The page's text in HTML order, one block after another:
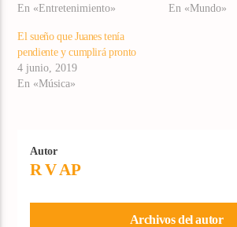
En «Entretenimiento»
En «Mundo»
El sueño que Juanes tenía
pendiente y cumplirá pronto
4 junio, 2019
En «Música»
Autor
R V AP
Archivos del autor